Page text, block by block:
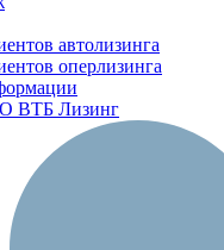
автолизинга
оперлизинга
ВТБ Лизинг